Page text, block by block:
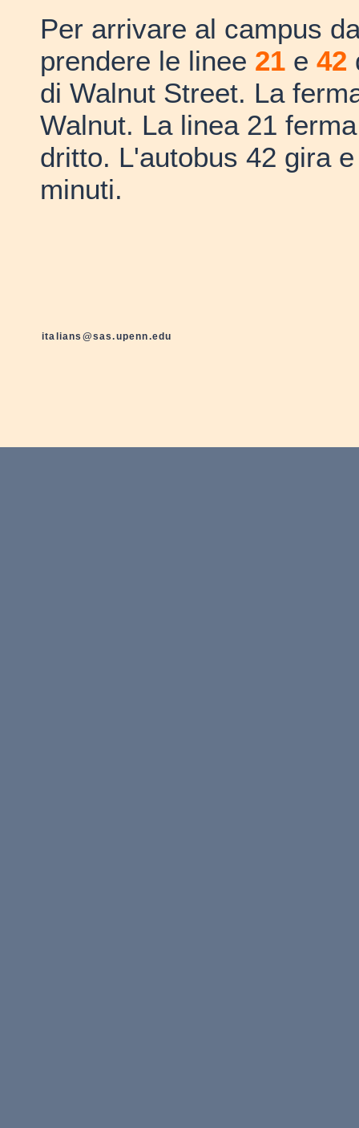
Per arrivare al campus
prendere le linee 21 e 42
di Walnut Street. La
Walnut. La linea 21
dritto. L'autobus 42 gira
minuti.
italians@sas.upenn.edu